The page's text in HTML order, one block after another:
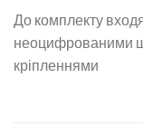
До комплекту
неоцифрованими
кріпленнями